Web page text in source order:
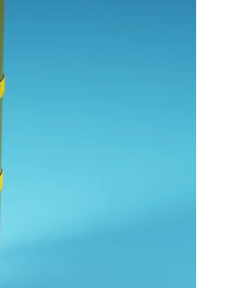
s parciálnym lakom
s metalickou tlačou FSC®